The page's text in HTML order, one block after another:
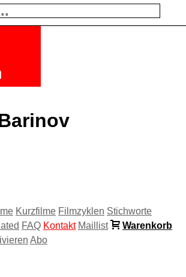
Kurzfilme Filmzyklen Stichworte
FAQ Kontakt Maillist
Warenkorb
Abo